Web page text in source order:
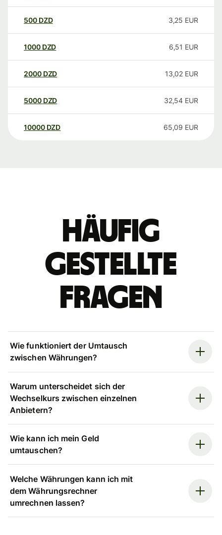
500 DZD 3,25 EUR
1000 DZD 6,51 EUR
2000 DZD 13,02 EUR
5000 DZD 32,54 EUR
10000 DZD 65,09 EUR
Häufig
gestellte
Fragen
Wie funktioniert der Umtausch
zwischen Währungen?
Warum unterscheidet sich der
Wechselkurs zwischen einzelnen
Anbietern?
Wie kann ich mein Geld
umtauschen?
Welche Währungen kann ich mit
dem Währungsrechner
umrechnen lassen?